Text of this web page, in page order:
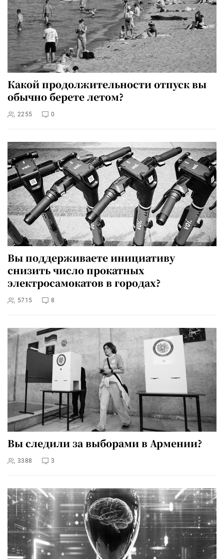
Какой продолжительности отпуск вы
обычно берете летом?
2255 0
Вы поддерживаете инициативу
снизить число прокатных
электросамокатов в городах?
5715 8
Вы следили за выборами в Армении?
3388 3